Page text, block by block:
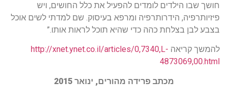
חושך שבו הילדים לומדים להפעיל את כלל החושים, ויש
פיזיותרפיה, הידרותרפיה ומרפא בעיסוק. שם למדתי לשים אוכל
בצבע לבן בצלחת כהה כדי שהיא תוכל לראות אותו.”
להמשך קריאה http://xnet.ynet.co.il/articles/0,7340,L-
4873069,00.html
מכתב פרידה מהורים, ינואר 2015